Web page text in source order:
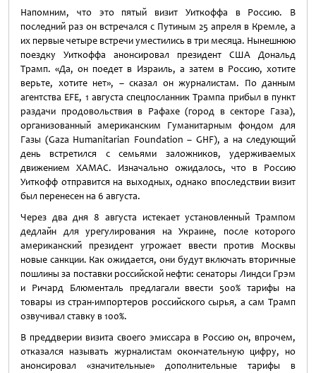
Напомним, что это пятый визит Уиткоффа в Россию. В
последний раз он встречался с Путиным 25 апреля в Кремле, а
их первые четыре встречи уместились в три месяца. Нынешнюю
поездку Уиткоффа анонсировал президент США Дональд
Трамп. «Да, он поедет в Израиль, а затем в Россию, хотите
верьте, хотите нет», – сказал он журналистам. По данным
агентства EFE, 1 августа спецпосланник Трампа прибыл в пункт
раздачи продовольствия в Рафахе (город в секторе Газа),
организованный американским Гуманитарным фондом для
Газы (Gaza Humanitarian Foundation – GHF), а на следующий
день встретился с семьями заложников, удерживаемых
движением ХАМАС. Изначально ожидалось, что в Россию
Уиткофф отправится на выходных, однако впоследствии визит
был перенесен на 6 августа.
Через два дня 8 августа истекает установленный Трампом
дедлайн для урегулирования на Украине, после которого
американский президент угрожает ввести против Москвы
новые санкции. Как ожидается, они будут включать вторичные
пошлины за поставки российской нефти: сенаторы Линдси Грэм
и Ричард Блюменталь предлагали ввести 500% тарифы на
товары из стран-импортеров российского сырья, а сам Трамп
озвучивал ставку в 100%.
В преддверии визита своего эмиссара в Россию он, впрочем,
отказался называть журналистам окончательную цифру, но
анонсировал «значительные» дополнительные тарифы в